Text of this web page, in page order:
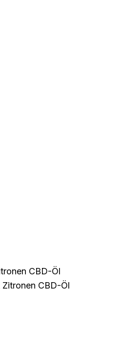
CBD-Öl
CBD-Öl